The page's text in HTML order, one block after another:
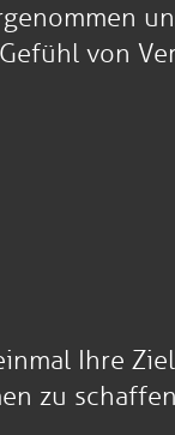
von
Ihre
zu